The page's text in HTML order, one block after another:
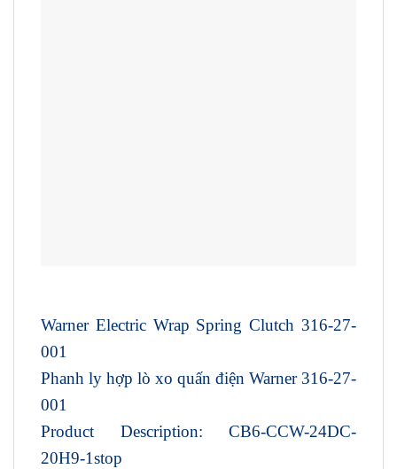
Warner Electric Wrap Spring Clutch 316-27-
001
Phanh ly hợp lò xo quấn điện Warner 316-27-
001
Product Description: CB6-CCW-24DC-
20H9-1stop